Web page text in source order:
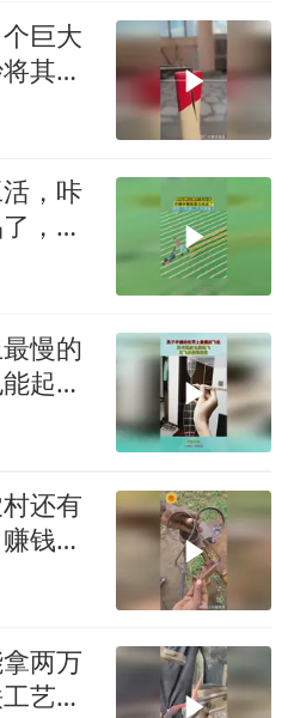
巨大
其缝
，咔
，网
慢的
起
还有
钱居
两万
艺没